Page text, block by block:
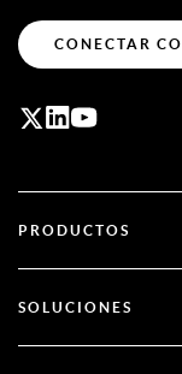
CONECTAR
PRODUCTOS
SecurID
SOLUCIONES